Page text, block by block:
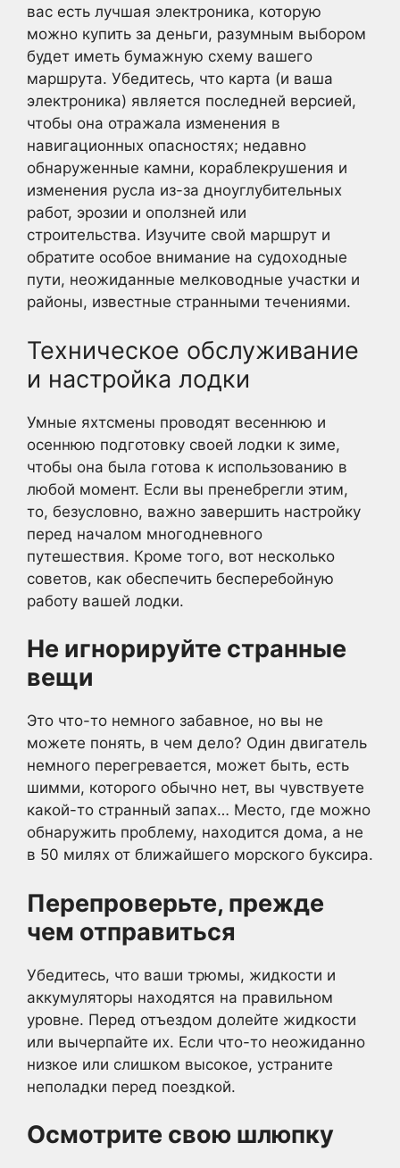
вас есть лучшая электроника, которую
можно купить за деньги, разумным выбором
будет иметь бумажную схему вашего
маршрута. Убедитесь, что карта (и ваша
электроника) является последней версией,
чтобы она отражала изменения в
навигационных опасностях; недавно
обнаруженные камни, кораблекрушения и
изменения русла из-за дноуглубительных
работ, эрозии и оползней или
строительства. Изучите свой маршрут и
обратите особое внимание на судоходные
пути, неожиданные мелководные участки и
районы, известные странными течениями.
Техническое обслуживание
и настройка лодки
Умные яхтсмены проводят весеннюю и
осеннюю подготовку своей лодки к зиме,
чтобы она была готова к использованию в
любой момент. Если вы пренебрегли этим,
то, безусловно, важно завершить настройку
перед началом многодневного
путешествия. Кроме того, вот несколько
советов, как обеспечить бесперебойную
работу вашей лодки.
Не игнорируйте странные
вещи
Это что-то немного забавное, но вы не
можете понять, в чем дело? Один двигатель
немного перегревается, может быть, есть
шимми, которого обычно нет, вы чувствуете
какой-то странный запах… Место, где можно
обнаружить проблему, находится дома, а не
в 50 милях от ближайшего морского буксира.
Перепроверьте, прежде
чем отправиться
Убедитесь, что ваши трюмы, жидкости и
аккумуляторы находятся на правильном
уровне. Перед отъездом долейте жидкости
или вычерпайте их. Если что-то неожиданно
низкое или слишком высокое, устраните
неполадки перед поездкой.
Осмотрите свою шлюпку